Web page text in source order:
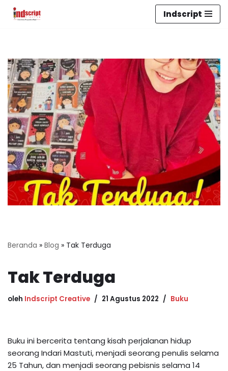
Indscript
Beranda » Blog » Tak Terduga
Tak Terduga
oleh Indscript Creative 21 Agustus 2022 Buku
Buku ini bercerita tentang kisah perjalanan hidup
seorang Indari Mastuti, menjadi seorang penulis selama
25 Tahun, dan menjadi seorang pebisnis selama 14